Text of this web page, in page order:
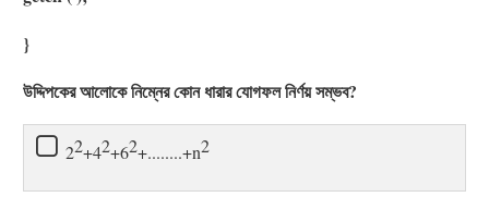
}
উদ্দিপকের আলোকে নিম্নের কোন ধারার যোগফল নির্ণয় সম্ভব?
22+42+62+........+n2